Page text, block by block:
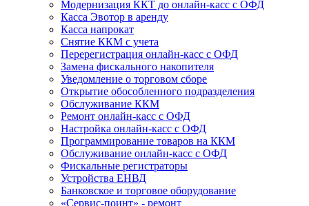
Модернизация ККТ до онлайн-касс с ОФД
Касса Эвотор в аренду
Касса напрокат
Снятие ККМ с учета
Перерегистрация онлайн-касс с ОФД
Замена фискального накопителя
Уведомление о торговом сборе
Открытие обособленного подразделения
Обслуживание ККМ
Ремонт онлайн-касс с ОФД
Настройка онлайн-касс с ОФД
Программирование товаров на ККМ
Обслуживание онлайн-касс с ОФД
Фискальные регистраторы
Устройства ЕНВД
Банковское и торговое оборудование
«Сервис-поинт» - ремонт